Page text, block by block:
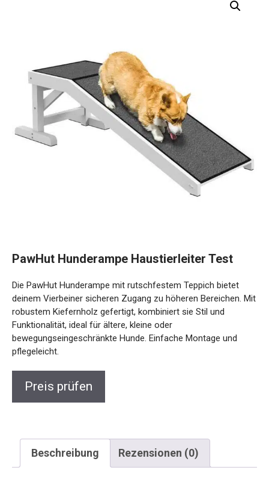
PawHut Hunderampe Haustierleiter Test
Die PawHut Hunderampe mit rutschfestem Teppich bietet
deinem Vierbeiner sicheren Zugang zu höheren Bereichen. Mit
robustem Kiefernholz gefertigt, kombiniert sie Stil und
Funktionalität, ideal für ältere, kleine oder
bewegungseingeschränkte Hunde. Einfache Montage und
pflegeleicht.
Preis prüfen
Beschreibung Rezensionen (0)